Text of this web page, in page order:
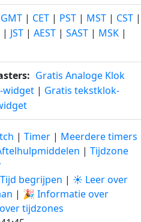
GMT | CET | PST | MST | CST |
| JST | AEST | SAST | MSK |
Gratis Analoge Klok
widget | Gratis tekstklok-
| Timer | Meerdere timers
| Tijdzone
begrijpen | ☀️ Leer over
| 🎉 Informatie over
tijdzones